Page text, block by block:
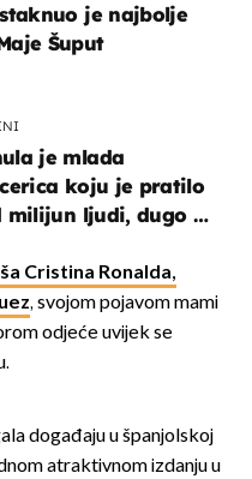
je najbolje
Šuput
je mlada
koju je pratilo
milijun ljudi, dugo se
Cristina Ronalda,
, svojom pojavom mami
odjeće uvijek se
događaju u španjolskoj
atraktivnom izdanju u